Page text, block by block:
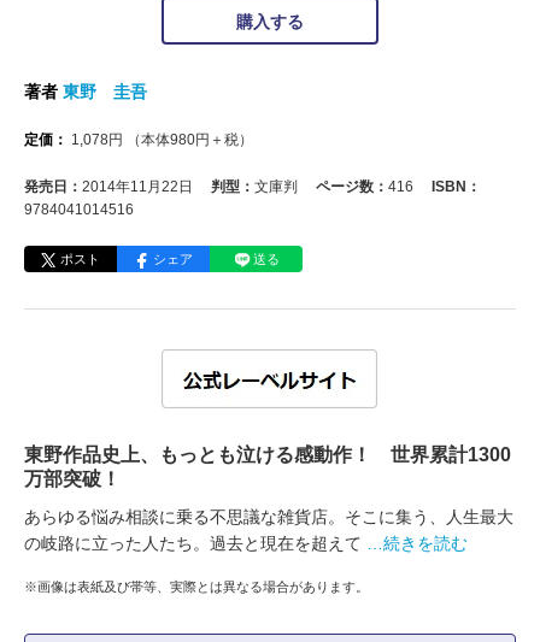
購入する
著者 東野 圭吾
定価： 1,078円 （本体980円＋税）
発売日： 2014年11月22日 判型： 文庫判 ページ数： 416
ISBN：
9784041014516
ポスト シェア 送る
東野作品史上、もっとも泣ける感動作！ 世界累計1300
万部突破！
あらゆる悩み相談に乗る不思議な雑貨店。そこに集う、人生最大
の岐路に立った人たち。過去と現在を超えて
…続きを読む
※画像は表紙及び帯等、実際とは異なる場合があります。